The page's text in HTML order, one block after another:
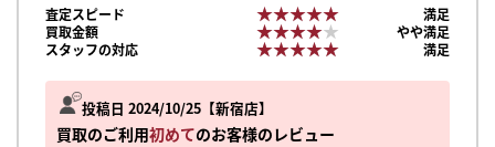
投稿日 2024/10/25 新宿店
買取のご利用初めてのお客様のレビュー
査定スピード ★★★★★
★★★★★
満足
買取金額
★★★★★
★★★★★
やや満足
スタッフの対応
★★★★★
★★★★★ 満足